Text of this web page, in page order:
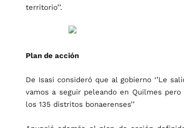
territorio’’.
Plan de acción
De Isasi consideró que al gobierno ‘’Le
vamos a seguir peleando en Quilmes
los 135 distritos bonaerenses’’